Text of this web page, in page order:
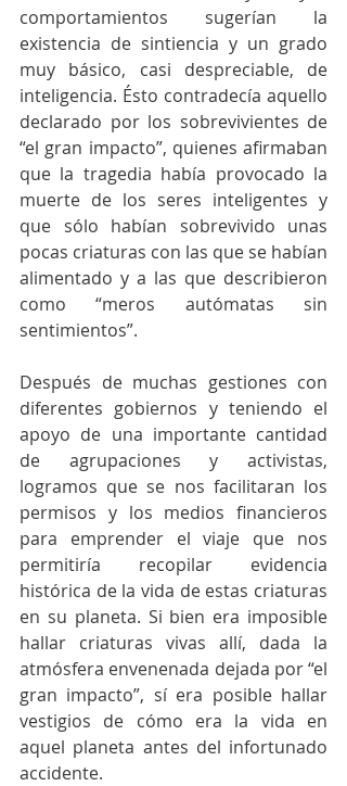
comportamientos sugerían la
existencia de sintiencia y un grado
muy básico, casi despreciable, de
inteligencia. Ésto contradecía aquello
declarado por los sobrevivientes de
“el gran impacto”, quienes afirmaban
que la tragedia había provocado la
muerte de los seres inteligentes y
que sólo habían sobrevivido unas
pocas criaturas con las que se habían
alimentado y a las que describieron
como “meros autómatas sin
sentimientos”.
Después de muchas gestiones con
diferentes gobiernos y teniendo el
apoyo de una importante cantidad
de agrupaciones y activistas,
logramos que se nos facilitaran los
permisos y los medios financieros
para emprender el viaje que nos
permitiría recopilar evidencia
histórica de la vida de estas criaturas
en su planeta. Si bien era imposible
hallar criaturas vivas allí, dada la
atmósfera envenenada dejada por “el
gran impacto”, sí era posible hallar
vestigios de cómo era la vida en
aquel planeta antes del infortunado
accidente.